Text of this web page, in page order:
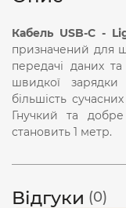
Кабель USB-C -
призначений для
передачі даних та
швидкої
більшість
Гнучкий та
становить 1 метр.
Відгуки (0)